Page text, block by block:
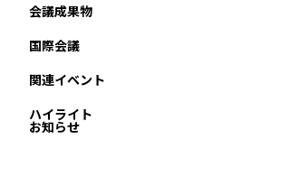
RD20とはアクションコミッティー
会議成果物
2025-リーダーズレコメンデーション2025つくば
2023-リーダーズレコメンデーション2023福島
国際会議
第8回RD20国際会議
関連イベント
2026 AI for Energy Workshop
COP29ジャパンパビリオンセミナー
ハイライト
お知らせ